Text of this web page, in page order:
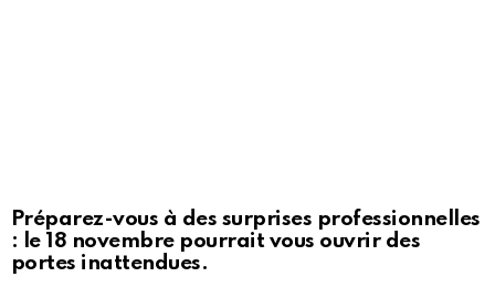
Préparez-vous à des surprises professionnelles
: le 18 novembre pourrait vous ouvrir des
portes inattendues.